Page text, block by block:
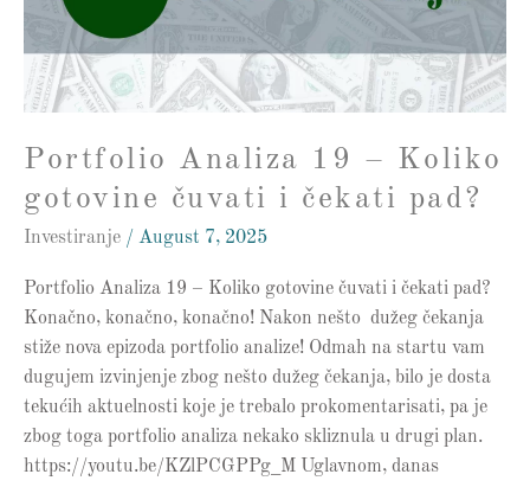
Portfolio Analiza 19 – Koliko
gotovine čuvati i čekati pad?
Investiranje / August 7, 2025
Portfolio Analiza 19 – Koliko gotovine čuvati i čekati pad?
Konačno, konačno, konačno! Nakon nešto dužeg čekanja
stiže nova epizoda portfolio analize! Odmah na startu vam
dugujem izvinjenje zbog nešto dužeg čekanja, bilo je dosta
tekućih aktuelnosti koje je trebalo prokomentarisati, pa je
zbog toga portfolio analiza nekako skliznula u drugi plan.
https://youtu.be/KZlPCGPPg_M Uglavnom, danas
gotovine
čekati